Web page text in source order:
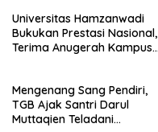
Universitas Hamzanwadi
Bukukan Prestasi Nasional,
Terima Anugerah Kampus
Mengenang Sang Pendiri,
TGB Ajak Santri Darul
Muttaqien Teladani